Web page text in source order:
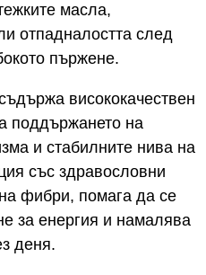
масла,
отпадналостта след
пържене.
висококачествен
поддържането на
и стабилните нива на
със здравословни
фибри, помага да се
за енергия и намалява
деня.